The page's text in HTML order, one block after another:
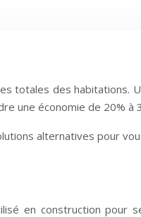
totales des habitations.
économie de 20% à
alternatives pour
en construction pour